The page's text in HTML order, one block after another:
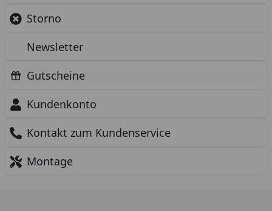
Storno
Newsletter
Gutscheine
Kundenkonto
Kontakt zum Kundenservice
Montage